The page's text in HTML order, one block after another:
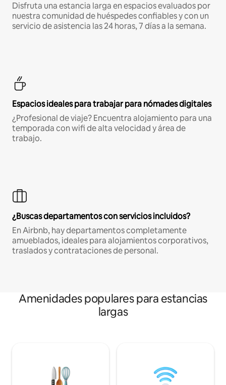
Disfruta una estancia larga en espacios evaluados por
nuestra comunidad de huéspedes confiables y con un
servicio de asistencia las 24 horas, 7 días a la semana.
Espacios ideales para trabajar para nómades digitales
¿Profesional de viaje? Encuentra alojamiento para una
temporada con wifi de alta velocidad y área de
trabajo.
¿Buscas departamentos con servicios incluidos?
En Airbnb, hay departamentos completamente
amueblados, ideales para alojamientos corporativos,
traslados y contrataciones de personal.
Amenidades populares para estancias
largas